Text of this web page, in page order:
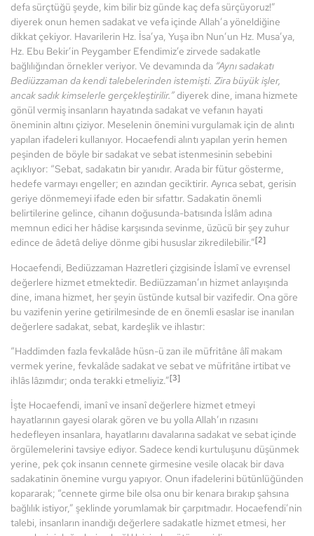
defa sürçtüğü şeyde, kim bilir biz günde kaç defa sürçüyoruz!”
diyerek onun hemen sadakat ve vefa içinde Allah’a yöneldiğine
dikkat çekiyor. Havarilerin Hz. İsa’ya, Yuşa ibn Nun’un Hz. Musa’ya,
Hz. Ebu Bekir’in Peygamber Efendimiz’e zirvede sadakatle
bağlılığından örnekler veriyor. Ve devamında da “Aynı sadakatı
Bediüzzaman da kendi talebelerinden istemişti. Zira büyük işler,
ancak sadık kimselerle gerçekleştirilir.”diyerek dine, imana hizmete
gönül vermiş insanların hayatında sadakat ve vefanın hayati
öneminin altını çiziyor. Meselenin önemini vurgulamak için de alıntı
yapılan ifadeleri kullanıyor. Hocaefendi alıntı yapılan yerin hemen
peşinden de böyle bir sadakat ve sebat istenmesinin sebebini
açıklıyor: “Sebat, sadakatın bir yanıdır. Arada bir fütur gösterme,
hedefe varmayı engeller; en azından geciktirir. Ayrıca sebat, gerisin
geriye dönmemeyi ifade eden bir sıfattır. Sadakatin önemli
belirtilerine gelince, cihanın doğusunda-batısında İslâm adına
memnun edici her hâdise karşısında sevinme, üzücü bir şey zuhur
edince de âdetâ deliye dönme gibi hususlar zikredilebilir.”[2]
Hocaefendi, Bediüzzaman Hazretleri çizgisinde İslamî ve evrensel
değerlere hizmet etmektedir. Bediüzzaman’ın hizmet anlayışında
dine, imana hizmet, her şeyin üstünde kutsal bir vazifedir. Ona göre
bu vazifenin yerine getirilmesinde de en önemli esaslar ise inanılan
değerlere sadakat, sebat, kardeşlik ve ihlastır:
“Haddimden fazla fevkalâde hüsn-ü zan ile müfritâne âlî makam
vermek yerine, fevkalâde sadakat ve sebat ve müfritâne irtibat ve
ihlâs lâzımdır; onda terakki etmeliyiz.”[3]
İşte Hocaefendi, imanî ve insanî değerlere hizmet etmeyi
hayatlarının gayesi olarak gören ve bu yolla Allah’ın rızasını
hedefleyen insanlara, hayatlarını davalarına sadakat ve sebat içinde
örgülemelerini tavsiye ediyor. Sadece kendi kurtuluşunu düşünmek
yerine, pek çok insanın cennete girmesine vesile olacak bir dava
sadakatinin önemine vurgu yapıyor. Onun ifadelerini bütünlüğünden
kopararak; “cennete girme bile olsa onu bir kenara bırakıp şahsına
bağlılık istiyor,” şeklinde yorumlamak bir çarpıtmadır. Hocaefendi’nin
talebi, insanların inandığı değerlere sadakatle hizmet etmesi, her